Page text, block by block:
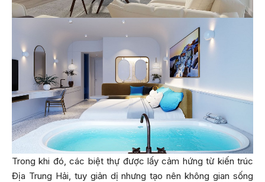
Trong khi đó, các biệt thự được lấy cảm hứng từ kiến trúc
Địa Trung Hải, tuy giản dị nhưng tạo nên không gian sống